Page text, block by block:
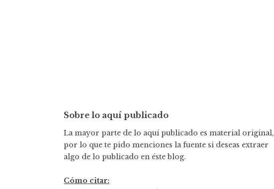
e
n
t
r
a
Sobre lo aquí publicado
La mayor parte de lo aquí publicado es material original,
por lo que te pido menciones la fuente si deseas extraer
algo de lo publicado en éste blog.
Cómo citar: